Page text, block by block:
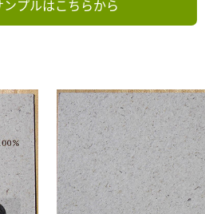
ンプルはこちらから